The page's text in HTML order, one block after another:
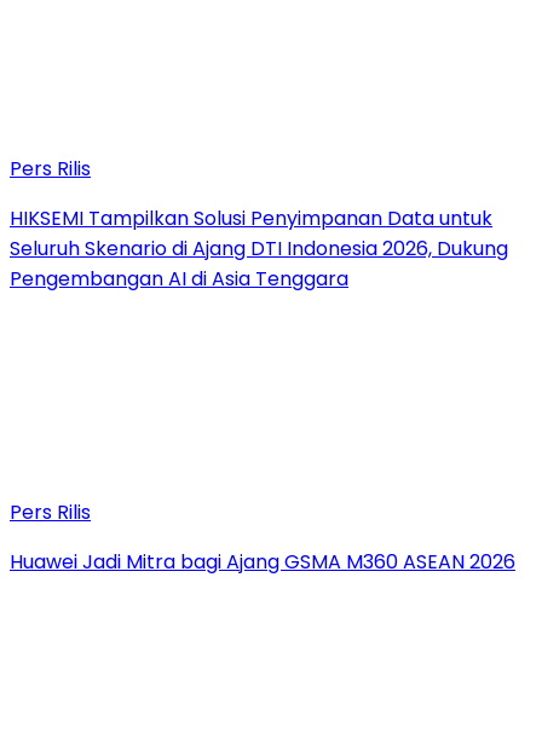
Pers Rilis
HIKSEMI Tampilkan Solusi Penyimpanan Data untuk
Seluruh Skenario di Ajang DTI Indonesia 2026, Dukung
Pengembangan AI di Asia Tenggara
Pers Rilis
Huawei Jadi Mitra bagi Ajang GSMA M360 ASEAN 2026